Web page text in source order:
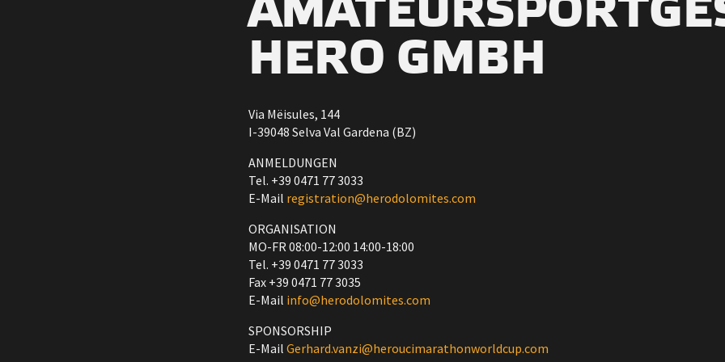
HERO GMBH
Via Mëisules, 144
I-39048 Selva Val Gardena (BZ)
ANMELDUNGEN
Tel. +39 0471 77 3033
E-Mail registration@herodolomites.com
ORGANISATION
MO-FR 08:00-12:00 14:00-18:00
Tel. +39 0471 77 3033
Fax +39 0471 77 3035
E-Mail info@herodolomites.com
SPONSORSHIP
E-Mail Gerhard.vanzi@heroucimarathonworldcup.com